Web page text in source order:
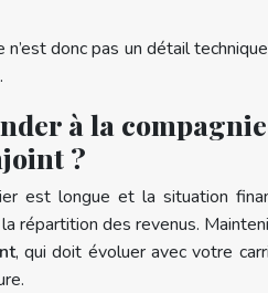
donc pas un détail
à la
?
est longue et la situation
répartition des revenus.
, qui doit évoluer avec votre